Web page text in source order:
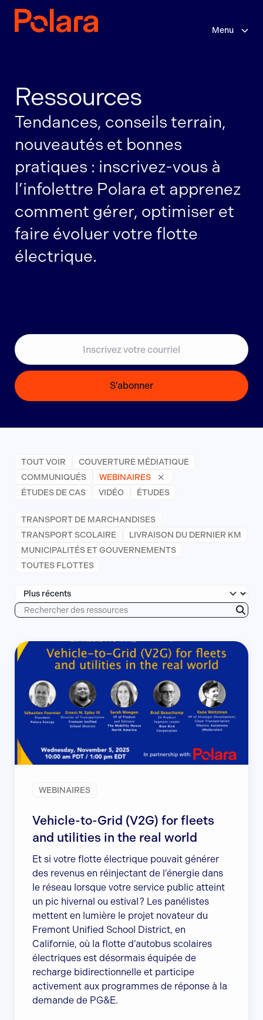
contenu
Menu
Ressources
Tendances, conseils terrain,
nouveautés et bonnes
pratiques : inscrivez-vous à
l’infolettre Polara et apprenez
comment gérer, optimiser et
faire évoluer votre flotte
électrique.
S’abonner
TOUT VOIR
COUVERTURE MÉDIATIQUE
COMMUNIQUÉS
WEBINAIRES
ÉTUDES DE CAS
VIDÉO ÉTUDES
TRANSPORT DE MARCHANDISES
TRANSPORT SCOLAIRE
LIVRAISON DU DERNIER KM
MUNICIPALITÉS ET GOUVERNEMENTS
TOUTES FLOTTES
Rechercher
des
WEBINAIRES
Vehicle-to-Grid (V2G) for fleets
and utilities in the real world
Et si votre flotte électrique pouvait générer
des revenus en réinjectant de l’énergie dans
le réseau lorsque votre service public atteint
un pic hivernal ou estival ? Les panélistes
mettent en lumière le projet novateur du
Fremont Unified School District, en
Californie, où la flotte d’autobus scolaires
électriques est désormais équipée de
recharge bidirectionnelle et participe
activement aux programmes de réponse à la
demande de PG&E.